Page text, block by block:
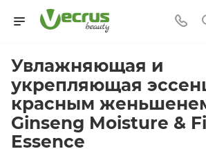
Увлажняющая и
укрепляющая
красным
Ginseng Moisture &
Essence